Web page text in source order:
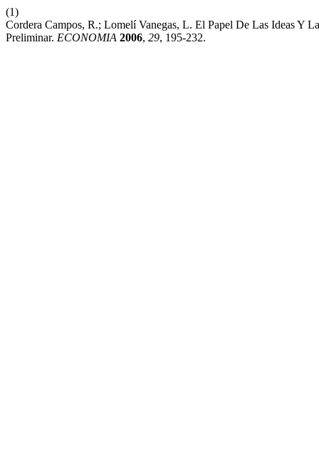
(1)
Cordera Campos, R.; Lomelí Vanegas, L. El Papel De Las Ideas Y
Preliminar. ECONOMIA 2006, 29, 195-232.